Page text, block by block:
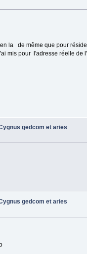
la de même que pour
mis pour l'adresse réelle de
gedcom et aries
gedcom et aries